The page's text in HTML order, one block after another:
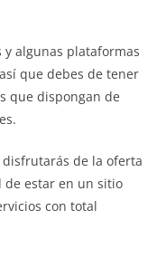
algunas plataformas
que debes de tener
que dispongan de
de la oferta
de estar en un sitio
con total